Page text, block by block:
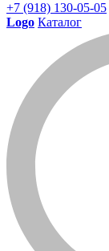
+7 (918) 130-05-05
Logo Каталог